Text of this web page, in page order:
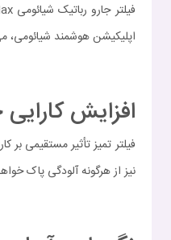
اپلیکیشن هوشمند شیائومی،
افزایش
نیز از هرگونه آلودگی پاک